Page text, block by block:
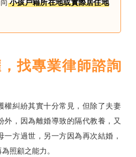
找專業律師諮詢
權糾紛其實十分常見，但除了夫妻
外，因為離婚導致的隔代教養，又
方過世，另一方因為再次結婚，
照顧之能力。